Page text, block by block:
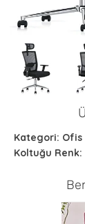
Kategori: Ofis
Koltuğu Renk: